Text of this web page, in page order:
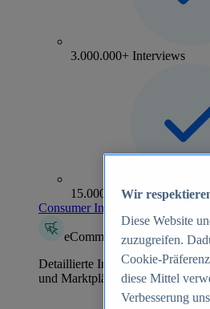
3.000.000+ Interviews
15.000+ Marken
Consumer Insights entdecken
eCommerce Insights
Detaillierte Informationen zu
und Marktplätzen
Wir
Diese Website
zuzugreifen.
Cookie-
diese Mittel
Verbesserung